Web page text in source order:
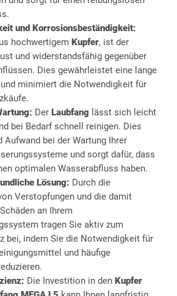
und Korrosionsbeständigkeit:
hochwertigem Kupfer, ist der
und widerstandsfähig gegenüber
Dies gewährleistet eine lange
und minimiert die Notwendigkeit für
Der Laubfang lässt sich leicht
bei Bedarf schnell reinigen. Dies
Aufwand bei der Wartung Ihrer
und sorgt dafür, dass
optimalen Wasserabfluss haben.
Lösung: Durch die
Verstopfungen und die damit
an Ihrem
tragen Sie aktiv zum
bei, indem Sie die Notwendigkeit für
und häufige
Die Investition in den Kupfer